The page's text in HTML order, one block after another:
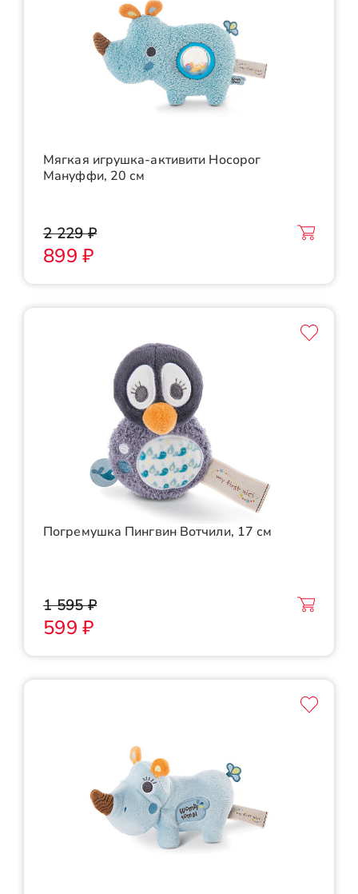
Мягкая игрушка-активити Носорог
Мануффи, 20 см
2 229 ₽
899 ₽
Погремушка Пингвин Вотчили, 17 см
1 595 ₽
599 ₽